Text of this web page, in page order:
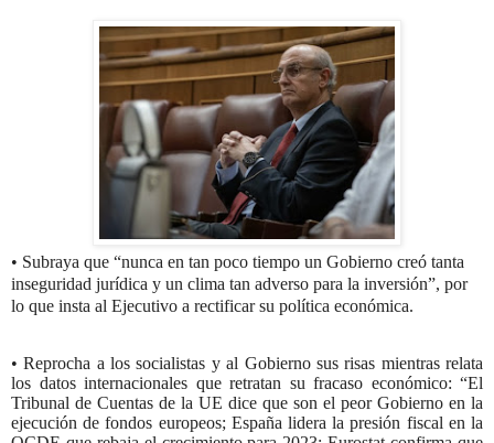
• Subraya que “nunca en tan poco tiempo un Gobierno creó tanta
inseguridad jurídica y un clima tan adverso para la inversión”, por
lo que insta al Ejecutivo a rectificar su política económica.
• Reprocha a los socialistas y al Gobierno sus risas mientras relata
los datos internacionales que retratan su fracaso económico: “El
Tribunal de Cuentas de la UE dice que son el peor Gobierno en la
ejecución de fondos europeos; España lidera la presión fiscal en la